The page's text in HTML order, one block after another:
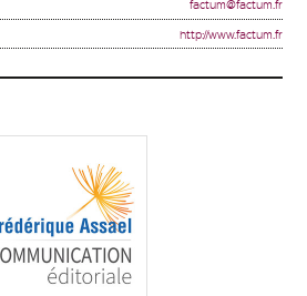
factum@factum.fr
http://www.factum.fr